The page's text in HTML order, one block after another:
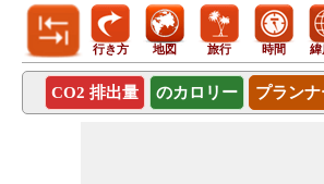
行き方 地図 旅行 時間 緯
CO2 排出量 のカロリー プランナ